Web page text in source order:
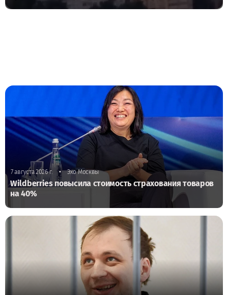
7 августа 2026 г. • Эхо Москвы
Wildberries повысила стоимость страхования товаров
на 40%